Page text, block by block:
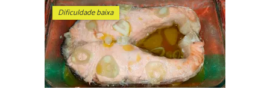
Dificuldade baixa